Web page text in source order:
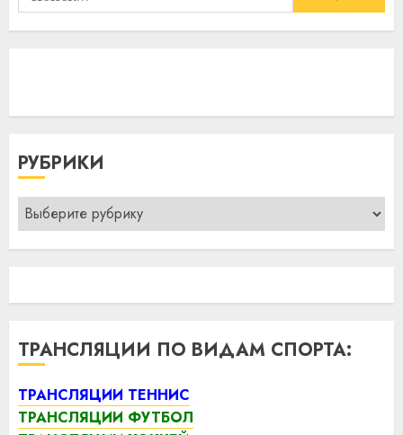
РУБРИКИ
Рубрики
ТРАНСЛЯЦИИ ПО ВИДАМ СПОРТА:
ТРАНСЛЯЦИИ ТЕННИС
ТРАНСЛЯЦИИ ФУТБОЛ